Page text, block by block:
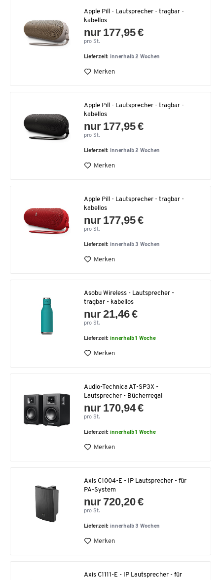
Apple Pill - Lautsprecher - tragbar -
kabellos
nur 177,95 €
pro St.
Lieferzeit: innerhalb 2 Wochen
Merken
Apple Pill - Lautsprecher - tragbar -
kabellos
nur 177,95 €
pro St.
Lieferzeit: innerhalb 2 Wochen
Merken
Apple Pill - Lautsprecher - tragbar -
kabellos
nur 177,95 €
pro St.
Lieferzeit: innerhalb 3 Wochen
Merken
Asobu Wireless - Lautsprecher -
tragbar - kabellos
nur 21,46 €
pro St.
Lieferzeit:innerhalb 1 Woche
Merken
Audio-Technica AT-SP3X -
Lautsprecher - Bücherregal
nur 170,94 €
pro St.
Lieferzeit:innerhalb 1 Woche
Merken
Axis C1004-E - IP Lautsprecher - für
PA-System
nur 720,20 €
pro St.
Lieferzeit: innerhalb 3 Wochen
Merken
Axis C1111-E - IP Lautsprecher - für